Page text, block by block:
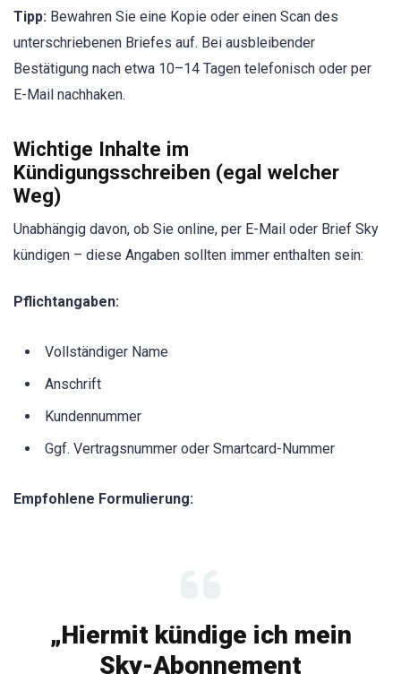
Tipp: Bewahren Sie eine Kopie oder einen Scan des
unterschriebenen Briefes auf. Bei ausbleibender
Bestätigung nach etwa 10–14 Tagen telefonisch oder per
E-Mail nachhaken.
Wichtige Inhalte im
Kündigungsschreiben (egal welcher
Weg)
Unabhängig davon, ob Sie online, per E-Mail oder Brief Sky
kündigen – diese Angaben sollten immer enthalten sein:
Pflichtangaben:
Vollständiger Name
Anschrift
Kundennummer
Ggf. Vertragsnummer oder Smartcard-Nummer
Empfohlene Formulierung:
„Hiermit kündige ich mein
Sky-Abonnement